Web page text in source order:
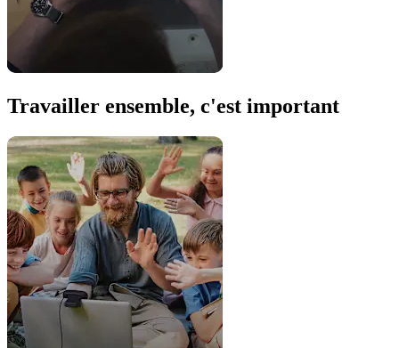
Travailler ensemble, c'est important